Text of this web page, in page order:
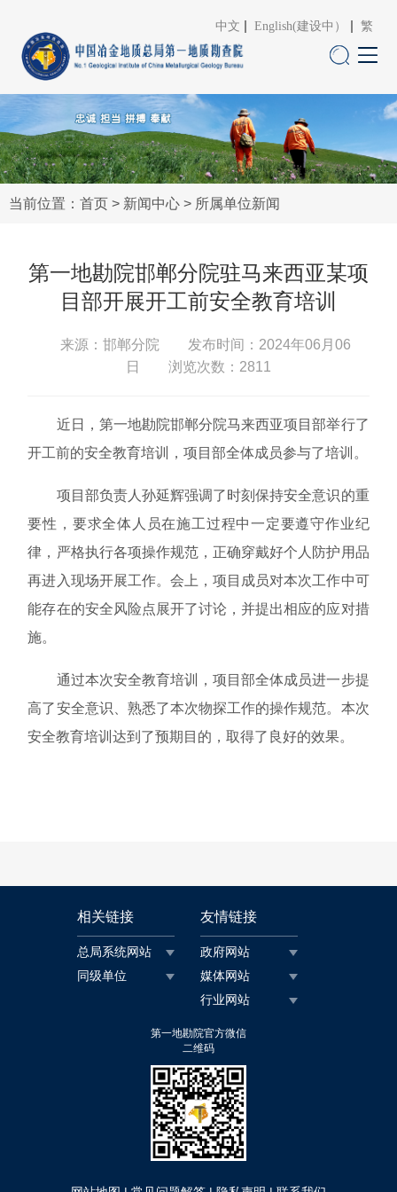
中文 English(建设中） 繁
当前位置： 首页 > 新闻中心 > 所属单位新闻
第一地勘院邯郸分院驻马来西亚某项
目部开展开工前安全教育培训
来源：邯郸分院 发布时间：2024年06月06
日 浏览次数： 2811
近日，第一地勘院邯郸分院马来西亚项目部举行了
开工前的安全教育培训，项目部全体成员参与了培训。
项目部负责人孙延辉强调了时刻保持安全意识的重
要性，要求全体人员在施工过程中一定要遵守作业纪
律，严格执行各项操作规范，正确穿戴好个人防护用品
再进入现场开展工作。会上，项目成员对本次工作中可
能存在的安全风险点展开了讨论，并提出相应的应对措
施。
通过本次安全教育培训，项目部全体成员进一步提
高了安全意识、熟悉了本次物探工作的操作规范。本次
安全教育培训达到了预期目的，取得了良好的效果。
相关链接
总局系统网站
同级单位
友情链接
政府网站
媒体网站
行业网站
第一地勘院官方微信
二维码